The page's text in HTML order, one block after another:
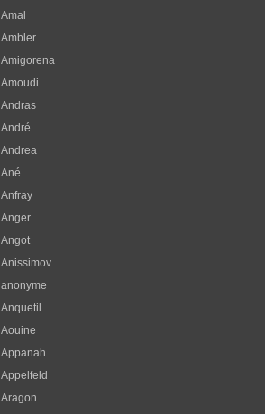
Amal
Ambler
Amigorena
Amoudi
Andras
André
Andrea
Ané
Anfray
Anger
Angot
Anissimov
anonyme
Anquetil
Aouine
Appanah
Appelfeld
Aragon